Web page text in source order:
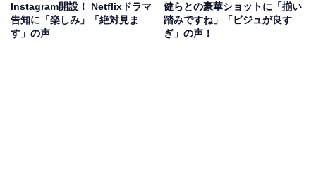
Instagram開設！ Netflixドラマ
告知に「楽しみ」「絶対見ま
す」の声
健らとの豪華ショットに「揃い
踏みですね」「ビジュが良す
ぎ」の声！